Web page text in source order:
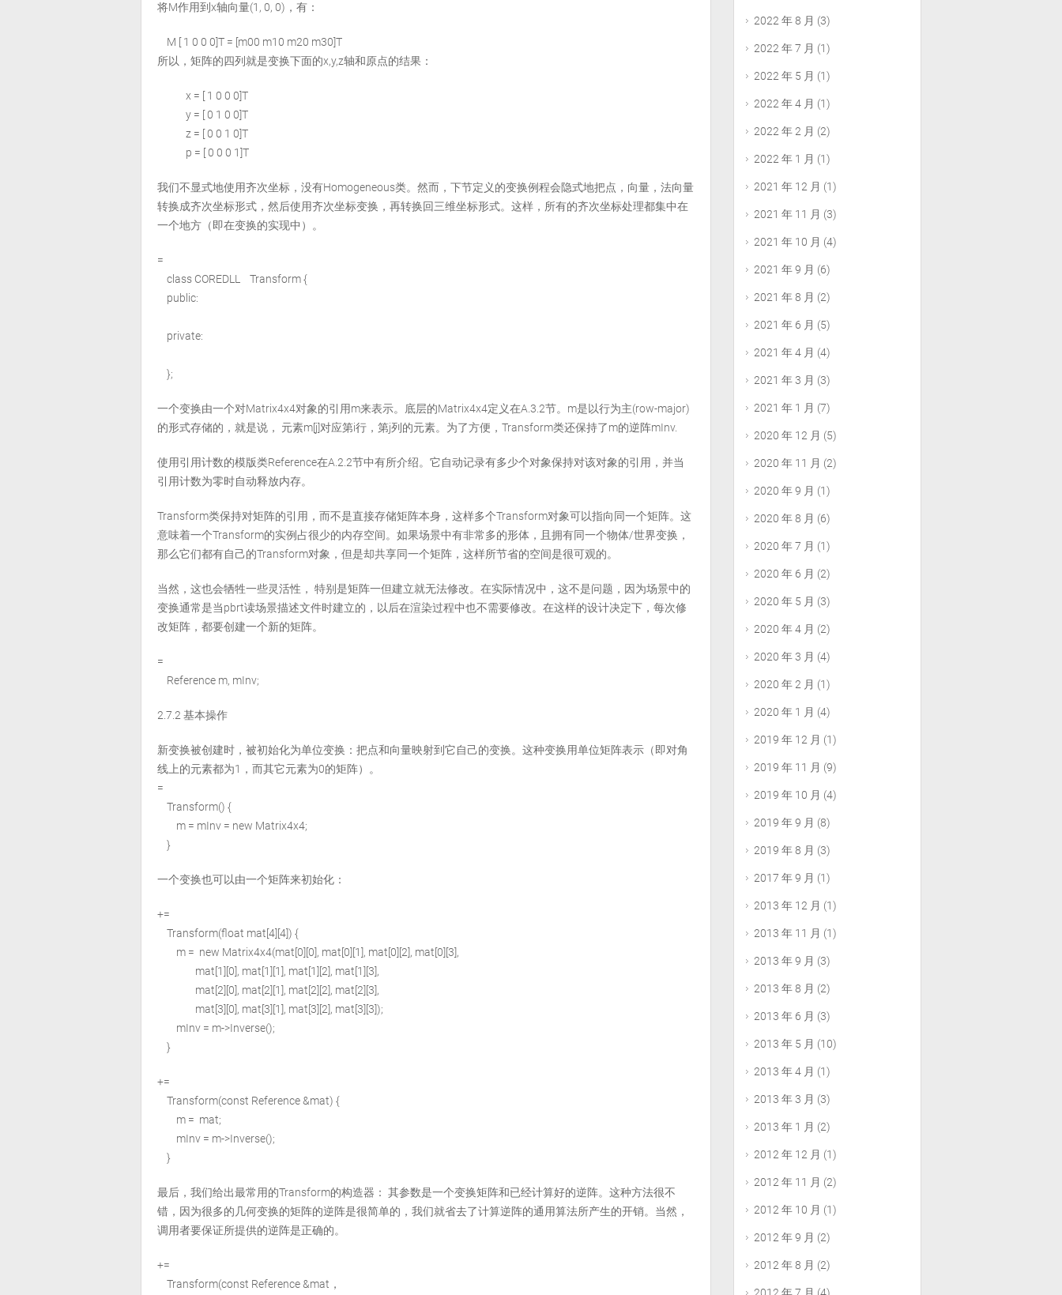
将M作用到x轴向量(1, 0, 0)，有：
M [ 1 0 0 0]T = [m00 m10 m20 m30]T
所以，矩阵的四列就是变换下面的x,y,z轴和原点的结果：
x = [ 1 0 0 0]T
y = [ 0 1 0 0]T
z = [ 0 0 1 0]T
p = [ 0 0 0 1]T
我们不显式地使用齐次坐标，没有Homogeneous类。然而，下节定义的变换例程会隐式地把点，向量，法向量
转换成齐次坐标形式，然后使用齐次坐标变换，再转换回三维坐标形式。这样，所有的齐次坐标处理都集中在
一个地方（即在变换的实现中）。
=
class COREDLL Transform {
public:
private:
};
一个变换由一个对Matrix4x4对象的引用m来表示。底层的Matrix4x4定义在A.3.2节。m是以行为主(row-major)
的形式存储的，就是说， 元素m[j]对应第i行，第j列的元素。为了方便，Transform类还保持了m的逆阵mInv.
使用引用计数的模版类Reference在A.2.2节中有所介绍。它自动记录有多少个对象保持对该对象的引用，并当
引用计数为零时自动释放内存。
Transform类保持对矩阵的引用，而不是直接存储矩阵本身，这样多个Transform对象可以指向同一个矩阵。这
意味着一个Transform的实例占很少的内存空间。如果场景中有非常多的形体，且拥有同一个物体/世界变换，
那么它们都有自己的Transform对象，但是却共享同一个矩阵，这样所节省的空间是很可观的。
当然，这也会牺牲一些灵活性， 特别是矩阵一但建立就无法修改。在实际情况中，这不是问题，因为场景中的
变换通常是当pbrt读场景描述文件时建立的，以后在渲染过程中也不需要修改。在这样的设计决定下，每次修
改矩阵，都要创建一个新的矩阵。
=
Reference m, mInv;
2.7.2 基本操作
新变换被创建时，被初始化为单位变换：把点和向量映射到它自己的变换。这种变换用单位矩阵表示（即对角
线上的元素都为1，而其它元素为0的矩阵）。
=
Transform() {
m = mInv = new Matrix4x4;
}
一个变换也可以由一个矩阵来初始化：
+=
Transform(float mat[4][4]) {
m = new Matrix4x4(mat[0][0], mat[0][1], mat[0][2], mat[0][3],
mat[1][0], mat[1][1], mat[1][2], mat[1][3],
mat[2][0], mat[2][1], mat[2][2], mat[2][3],
mat[3][0], mat[3][1], mat[3][2], mat[3][3]);
mInv = m->Inverse();
}
+=
Transform(const Reference&mat) {
m = mat;
mInv = m->Inverse();
}
最后，我们给出最常用的Transform的构造器： 其参数是一个变换矩阵和已经计算好的逆阵。这种方法很不
错，因为很多的几何变换的矩阵的逆阵是很简单的，我们就省去了计算逆阵的通用算法所产生的开销。当然，
调用者要保证所提供的逆阵是正确的。
+=
Transform(const Reference&mat，
2022 年 8 月 (3)
2022 年 7 月 (1)
2022 年 5 月 (1)
2022 年 4 月 (1)
2022 年 2 月 (2)
2022 年 1 月 (1)
2021 年 12 月 (1)
2021 年 11 月 (3)
2021 年 10 月 (4)
2021 年 9 月 (6)
2021 年 8 月 (2)
2021 年 6 月 (5)
2021 年 4 月 (4)
2021 年 3 月 (3)
2021 年 1 月 (7)
2020 年 12 月 (5)
2020 年 11 月 (2)
2020 年 9 月 (1)
2020 年 8 月 (6)
2020 年 7 月 (1)
2020 年 6 月 (2)
2020 年 5 月 (3)
2020 年 4 月 (2)
2020 年 3 月 (4)
2020 年 2 月 (1)
2020 年 1 月 (4)
2019 年 12 月 (1)
2019 年 11 月 (9)
2019 年 10 月 (4)
2019 年 9 月 (8)
2019 年 8 月 (3)
2017 年 9 月 (1)
2013 年 12 月 (1)
2013 年 11 月 (1)
2013 年 9 月 (3)
2013 年 8 月 (2)
2013 年 6 月 (3)
2013 年 5 月 (10)
2013 年 4 月 (1)
2013 年 3 月 (3)
2013 年 1 月 (2)
2012 年 12 月 (1)
2012 年 11 月 (2)
2012 年 10 月 (1)
2012 年 9 月 (2)
2012 年 8 月 (2)